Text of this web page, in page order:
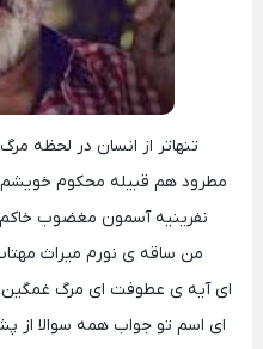
تنهاتر از انسان در لحظه
مطرود هم قبیله محکوم
نفرینیه آسمون مغضوب خاکم
من ساقه ی نورم میراث
ای آیه ی عطوفت ای مرگ غمگین
ای اسم تو جواب همه سوالا